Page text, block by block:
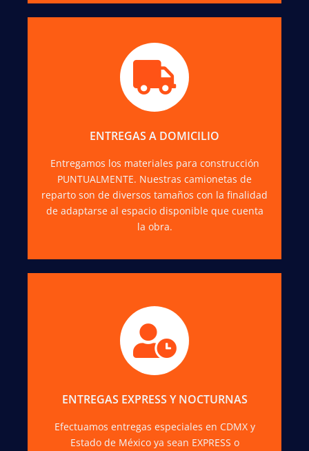
ENTREGAS A DOMICILIO
Entregamos los materiales para construcción
PUNTUALMENTE. Nuestras camionetas de
reparto son de diversos tamaños con la finalidad
de adaptarse al espacio disponible que cuenta
la obra.
Todas y cada una de nuestras entregas se
honestidad y RESPONSABILIDAD.
COTIZAR
ENTREGAS EXPRESS Y NOCTURNAS
Efectuamos entregas especiales en CDMX y
Estado de México ya sean EXPRESS o
Consulta con tu asesor de ventas la
disponibilidad de los servicios NOCTURNOS y